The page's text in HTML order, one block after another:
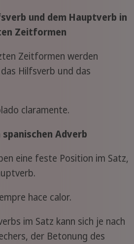
und dem Hauptverb in
Zeitformen
Zeitformen werden
Hilfsverb und das
claramente.
Adverb
eine feste Position im Satz,
hace calor.
im Satz kann sich je nach
der Betonung des